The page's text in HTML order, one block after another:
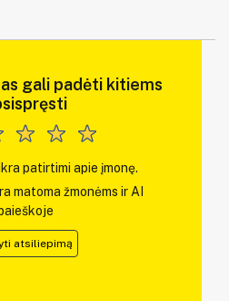
gali padėti kitiems
patirtimi apie įmonę.
matoma žmonėms ir AI
atsiliepimą